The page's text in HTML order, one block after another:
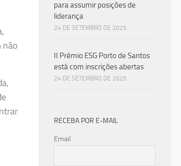
não
para assumir posições de
liderança
24 DE SETEMBRO DE 2025
II Prêmio ESG Porto de Santos
está com inscrições abertas
24 DE SETEMBRO DE 2025
RECEBA POR E-MAIL
Email